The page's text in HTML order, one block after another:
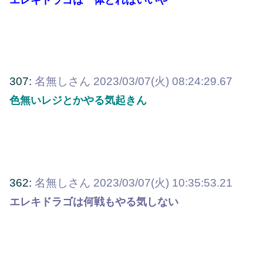
307: 名無しさん 2023/03/07(火) 08:24:29.67
色無いレジとかやる気起きん
362: 名無しさん 2023/03/07(火) 10:35:53.21
エレキドラゴは何戦もやる気しない